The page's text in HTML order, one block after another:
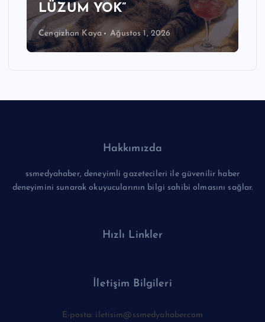
LÜZUM YOK”
Cengizhan Kaya Ağustos 1, 2026
Hakkımızda
ssmedyahaber, deneyimli gazetecileri ile güvenilir haber
deneyimini sunarak okuyucularının bilgi sahibi olmasını sağlar.
Hızlı Linkler
İletişim Bilgileri
E-posta: iletisim@ssmedyahaber.com